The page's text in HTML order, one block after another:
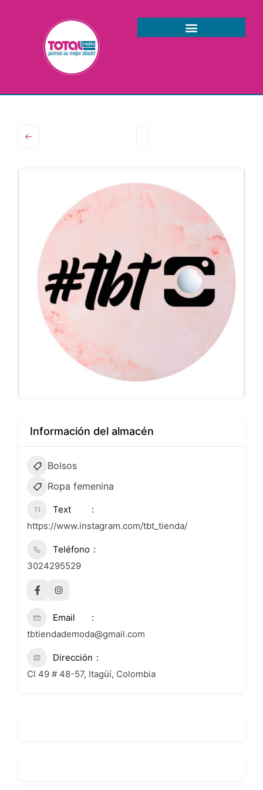
Información del almacén
Bolsos
Ropa femenina
Text
https://www.instagram.com/tbt_tienda/
Teléfono
3024295529
Email
tbtiendademoda@gmail.com
Dirección
Cl 49 # 48-57, Itagüí, Colombia